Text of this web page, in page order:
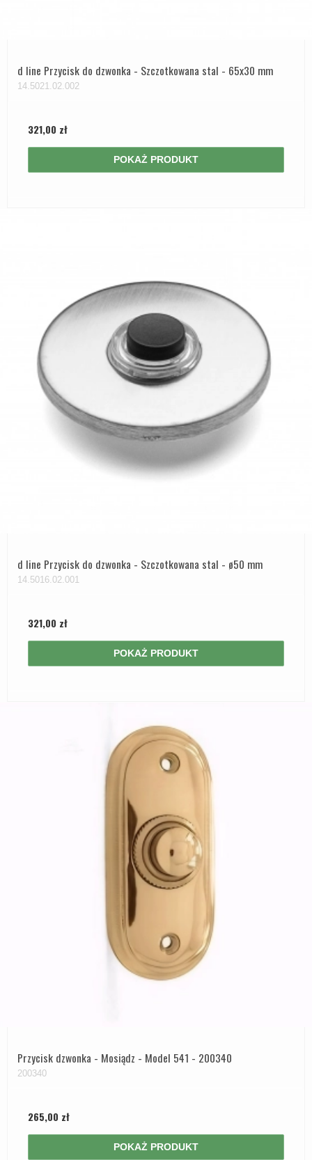
d line Przycisk do dzwonka - Szczotkowana stal - 65x30 mm
14.5021.02.002
321,00 zł
POKAŻ PRODUKT
d line Przycisk do dzwonka - Szczotkowana stal - ø50 mm
14.5016.02.001
321,00 zł
POKAŻ PRODUKT
Przycisk dzwonka - Mosiądz - Model 541 - 200340
200340
265,00 zł
POKAŻ PRODUKT